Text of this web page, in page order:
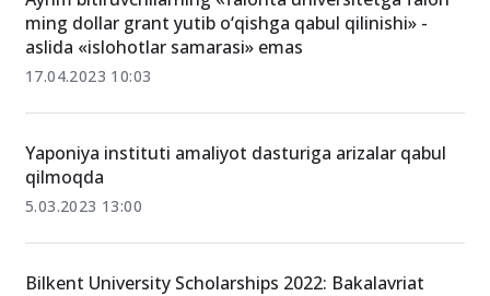
ming dollar grant yutib o‘qishga qabul qilinishi» -
aslida «islohotlar samarasi» emas
17.04.2023 10:03
Yaponiya instituti amaliyot dasturiga arizalar qabul
qilmoqda
5.03.2023 13:00
Bilkent University Scholarships 2022: Bakalavriat